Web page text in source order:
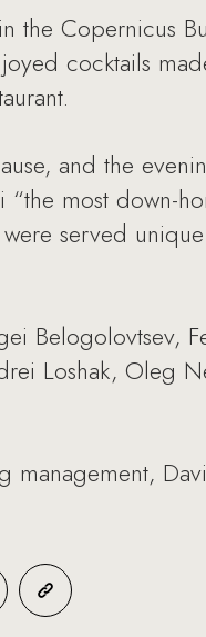
the Copernicus
cocktails
and the
most down-
served
Belogolovtsev,
Loshak, Oleg